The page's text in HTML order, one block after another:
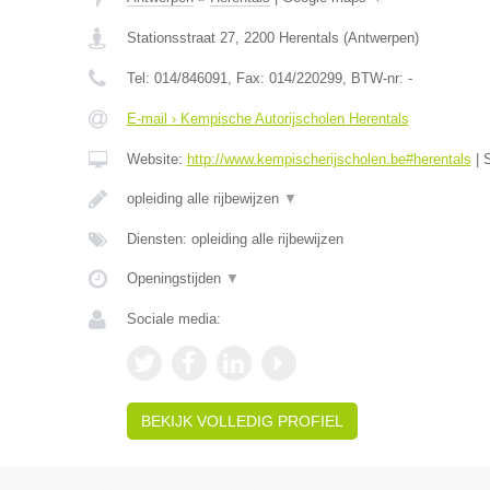
Stationsstraat 27, 2200 Herentals (Antwerpen)
Tel: 014/846091, Fax: 014/220299, BTW-nr: -
E-mail › Kempische Autorijscholen Herentals
Website: http://www.kempischerijscholen.be#herentals
opleiding alle rijbewijzen ▼
Diensten: opleiding alle rijbewijzen
Openingstijden ▼
Sociale media:
BEKIJK VOLLEDIG PROFIEL